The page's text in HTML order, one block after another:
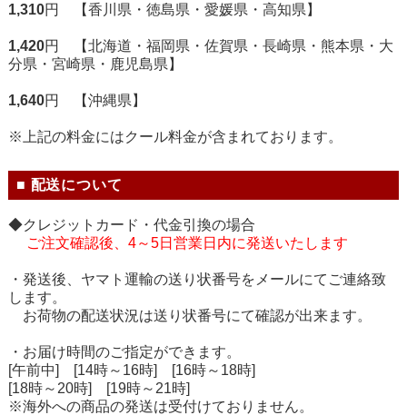
1,310円 【香川県・徳島県・愛媛県・高知県】
1,420円 【北海道・福岡県・佐賀県・長崎県・熊本県・大
分県・宮崎県・鹿児島県】
1,640円 【沖縄県】
※上記の料金にはクール料金が含まれております。
■ 配送について
◆クレジットカード・代金引換の場合
ご注文確認後、4～5日営業日内に発送いたします
・発送後、ヤマト運輸の送り状番号をメールにてご連絡致
します。
お荷物の配送状況は送り状番号にて確認が出来ます。
・お届け時間のご指定ができます。
[午前中] [14時～16時] [16時～18時]
[18時～20時] [19時～21時]
※海外への商品の発送は受付けておりません。